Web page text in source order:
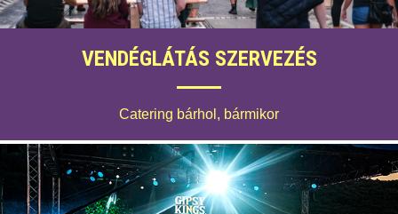
VENDÉGLÁTÁS SZERVEZÉS
Catering bárhol, bármikor